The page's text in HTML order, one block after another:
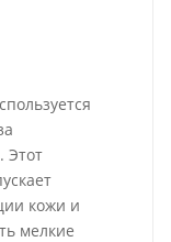
Этот
кожи и
мелкие